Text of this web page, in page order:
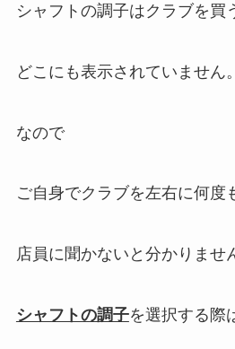
シャフトの調子はクラブを買
どこにも表示されていません。
なので
ご自身でクラブを左右に何度
店員に聞かないと分かりませ
シャフトの調子を選択する際